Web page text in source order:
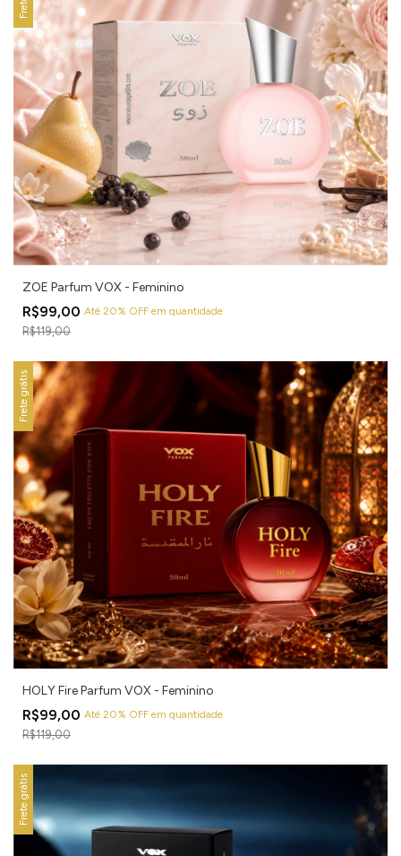
ZOE Parfum VOX - Feminino
R$99,00 Até 20% OFF em quantidade
R$119,00
Frete grátis
HOLY Fire Parfum VOX - Feminino
R$99,00 Até 20% OFF em quantidade
R$119,00
Frete grátis